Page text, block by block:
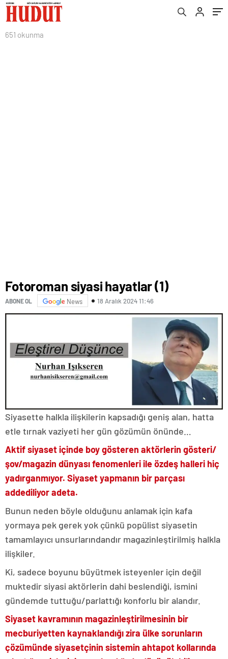
651 okunma
Fotoroman siyasi hayatlar (1)
ABONE OL News 18 Aralık 2024 11:46
Siyasette halkla ilişkilerin kapsadığı geniş alan, hatta
etle tırnak vaziyeti her gün gözümün önünde…
Aktif siyaset içinde boy gösteren aktörlerin gösteri/
şov/magazin dünyası fenomenleri ile özdeş halleri hiç
yadırganmıyor. Siyaset yapmanın bir parçası
addediliyor adeta.
Bunun neden böyle olduğunu anlamak için kafa
yormaya pek gerek yok çünkü popülist siyasetin
tamamlayıcı unsurlarındandır magazinleştirilmiş halkla
ilişkiler.
Ki, sadece boyunu büyütmek isteyenler için değil
muktedir siyasi aktörlerin dahi beslendiği, ismini
gündemde tuttuğu/parlattığı konforlu bir alandır.
Siyaset kavramının magazinleştirilmesinin bir
mecburiyetten kaynaklandığı zira ülke sorunların
çözümünde siyasetçinin sistemin ahtapot kollarında